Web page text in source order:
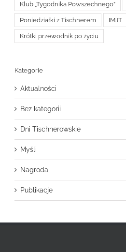
Klub „Tygodnika Powszechnego”
Poniedziałki z Tischnerem IMJT
Krótki przewodnik po życiu
Kategorie
Aktualności
Bez kategorii
Dni Tischnerowskie
Myśli
Nagroda
Publikacje